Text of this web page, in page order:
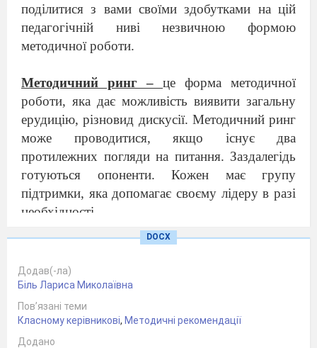
поділитися з вами своїми здобутками на цій
педагогічній ниві незвичною формою
методичної роботи.
Методичний ринг –
це форма методичної
роботи, яка дає можливість виявити загальну
ерудицію, різновид дискусії. Методичний ринг
може проводитися, якщо існує два
протилежних погляди на питання. Заздалегідь
готуються опоненти. Кожен має групу
підтримки, яка допомагає своєму лідеру в разі
необхідності.
МЕТОДИЧНИЙ РИНГ
Емоційний компонент як важливий чинник
організації навчально-виховного
середовища у групі продовженого дня
DOCX
Додав(-ла)
Біль Лариса Миколаївна
Пов’язані теми
Класному керівникові, Методичні рекомендації
Додано